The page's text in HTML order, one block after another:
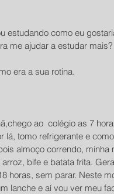
estudando como eu
me ajudar a estudar mais?
era a sua rotina.
ao  colégio as 7
lá, tomo refrigerante e
almoço correndo, minha
bife e batata frita.
horas, sem parar. Neste
lanche e aí vou ver meu